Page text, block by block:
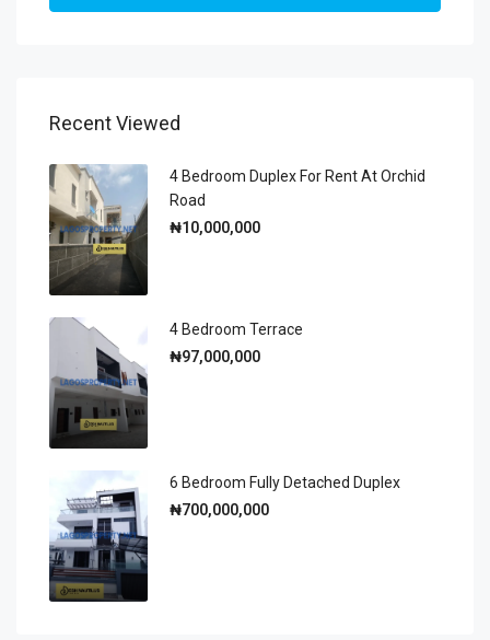
Recent Viewed
4 Bedroom Duplex For Rent At Orchid
Road
₦10,000,000
4 Bedroom Terrace
₦97,000,000
6 Bedroom Fully Detached Duplex
₦700,000,000